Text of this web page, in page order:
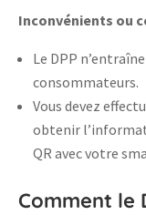
Inconvénients ou
Le DPP
consommateurs.
Vous devez
obtenir
QR avec votre
Comment le